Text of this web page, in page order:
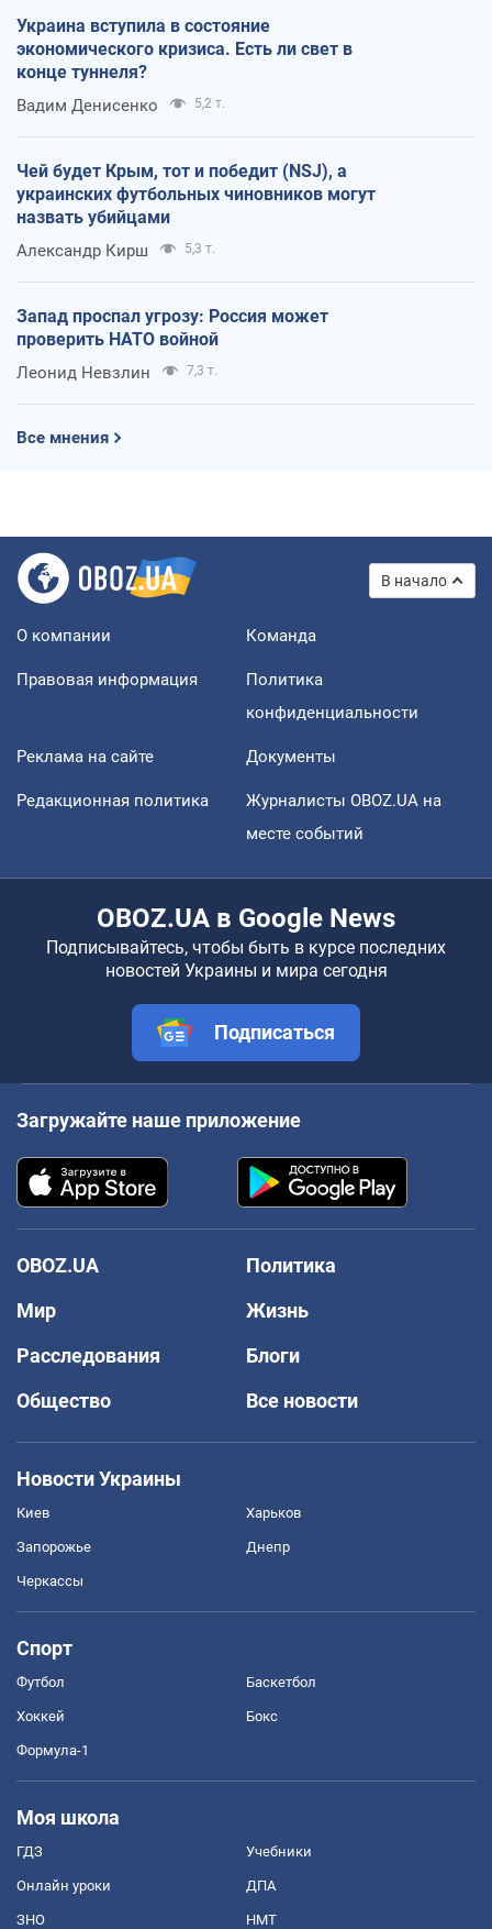
Украина вступила в состояние
экономического кризиса. Есть ли свет в
конце туннеля?
Вадим Денисенко 5,2 т.
Чей будет Крым, тот и победит (NSJ), а
украинских футбольных чиновников могут
назвать убийцами
Александр Кирш 5,3 т.
Запад проспал угрозу: Россия может
проверить НАТО войной
Леонид Невзлин 7,3 т.
Все мнения
В начало
О компании Команда
Правовая информация
Политика
конфиденциальности
Реклама на сайте Документы
Редакционная политика
Журналисты OBOZ.UA на
месте событий
OBOZ.UA в Google News
Подписывайтесь, чтобы быть в курсе последних
новостей Украины и мира сегодня
Подписаться
Загружайте наше приложение
OBOZ.UA
Политика
Мир
Жизнь
Расследования
Блоги
Общество
Все новости
Новости Украины
Киев Харьков
Запорожье Днепр
Черкассы
Спорт
Футбол Баскетбол
Хоккей Бокс
Формула-1
Моя школа
ГДЗ Учебники
Онлайн уроки ДПА
ЗНО НМТ